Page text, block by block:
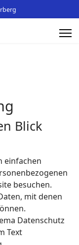
Blick
einfachen
besuchen.
mit denen
Datenschutz
Text